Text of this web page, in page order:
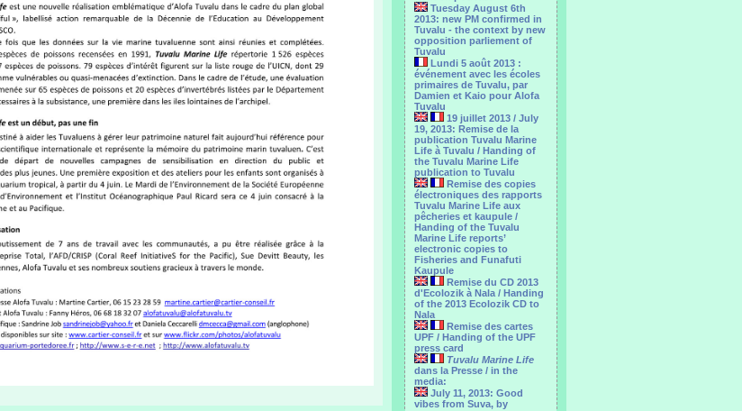
Tuesday August 6th
2013: new PM confirmed in
Tuvalu - the context by new
opposition parliement of
Tuvalu
Lundi 5 août 2013 :
événement avec les écoles
primaires de Tuvalu, par
Damien et Kaio pour Alofa
Tuvalu
19 juillet 2013 / July
19, 2013: Remise de la
publication Tuvalu Marine
Life à Tuvalu / Handing of
the Tuvalu Marine Life
publication to Tuvalu
Remise des copies
électroniques des rapports
Tuvalu Marine Life aux
pêcheries et kaupule /
Handing of the Tuvalu
Marine Life reports’
electronic copies to
Fisheries and Funafuti
Kaupule
Remise du CD 2013
d'Ecolozik à Nala / Handing
of the 2013 Ecolozik CD to
Nala
Remise des cartes
UPF / Handing of the UPF
press card
Tuvalu Marine Life
dans la Presse / in the
media:
July 11, 2013: Good
vibes from Suva, by